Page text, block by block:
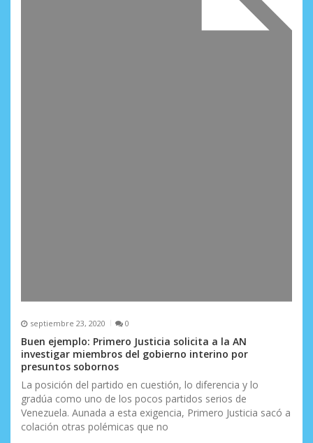
septiembre 23, 2020 0
Buen ejemplo: Primero Justicia solicita a la AN
investigar miembros del gobierno interino por
presuntos sobornos
La posición del partido en cuestión, lo diferencia y lo
gradúa como uno de los pocos partidos serios de
Venezuela. Aunada a esta exigencia, Primero Justicia sacó a
colación otras polémicas que no